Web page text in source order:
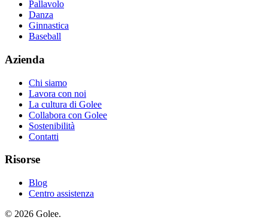
Pallavolo
Danza
Ginnastica
Baseball
Azienda
Chi siamo
Lavora con noi
La cultura di Golee
Collabora con Golee
Sostenibilità
Contatti
Risorse
Blog
Centro assistenza
© 2026 Golee.